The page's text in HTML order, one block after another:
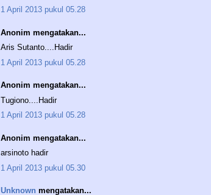
1 April 2013 pukul 05.28
Anonim mengatakan...
Aris Sutanto....Hadir
1 April 2013 pukul 05.28
Anonim mengatakan...
Tugiono....Hadir
1 April 2013 pukul 05.28
Anonim mengatakan...
arsinoto hadir
1 April 2013 pukul 05.30
Unknown mengatakan...